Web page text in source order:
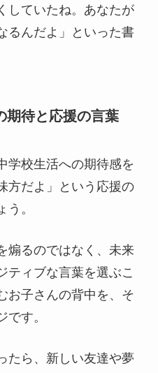
していたね。あなたが
るんだよ」といった書
期待と応援の言葉
学校生活への期待感を
方だよ」という応援の
。
煽るのではなく、未来
ティブな言葉を選ぶこ
お子さんの背中を、そ
です。
たら、新しい友達や夢